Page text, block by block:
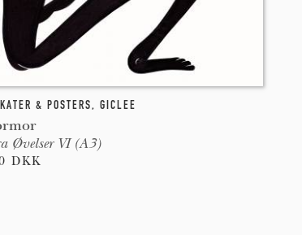
& POSTERS, GICLEE
Øvelser VI (A3)
DKK